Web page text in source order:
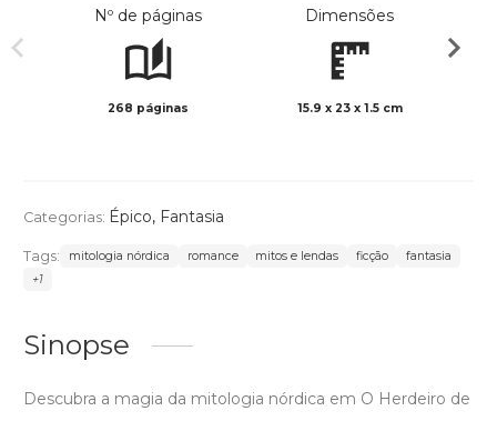
Nº de páginas
268 páginas
Dimensões
15.9 x 23 x 1.5 cm
Categorias: Épico, Fantasia
Tags: mitologia nórdica romance mitos e lendas ficção
fantasia
+1
Sinopse
Descubra a magia da mitologia nórdica em O Herdeiro de